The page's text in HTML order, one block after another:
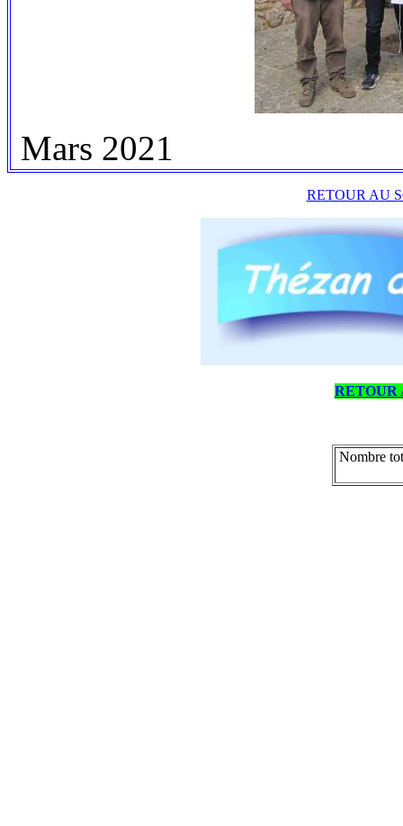
Mars 2021
RETOUR AU
RETOUR
Nombre